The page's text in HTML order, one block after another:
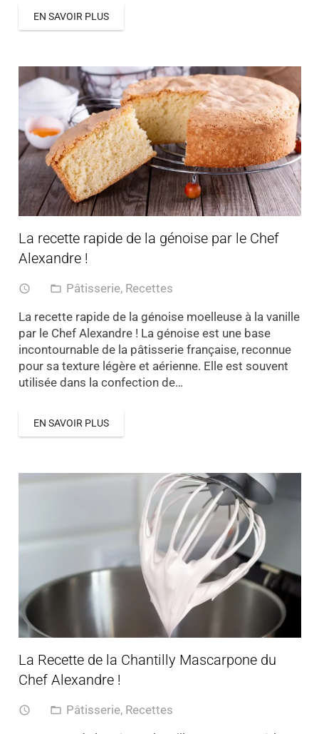
EN SAVOIR PLUS
La recette rapide de la génoise par le Chef
Alexandre !
access_time folder_open Pâtisserie, Recettes
La recette rapide de la génoise moelleuse à la vanille
par le Chef Alexandre ! La génoise est une base
incontournable de la pâtisserie française, reconnue
pour sa texture légère et aérienne. Elle est souvent
utilisée dans la confection de…
EN SAVOIR PLUS
La Recette de la Chantilly Mascarpone du
Chef Alexandre !
access_time folder_open Pâtisserie, Recettes